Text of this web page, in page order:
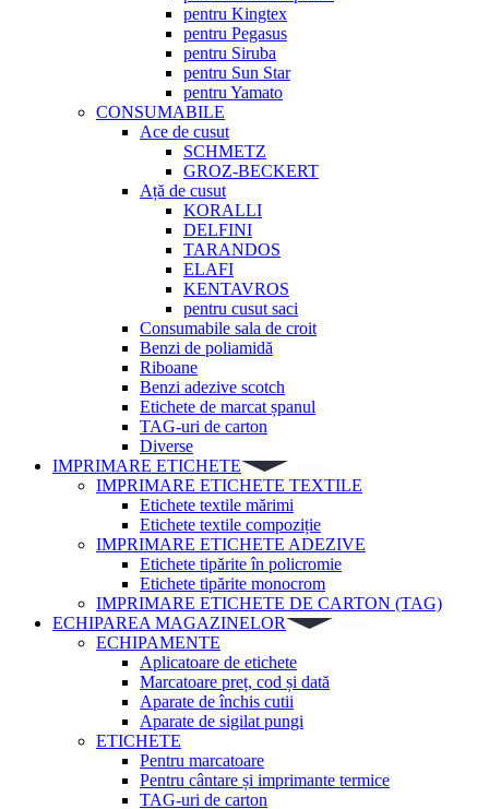
pentru Kingtex
pentru Pegasus
pentru Siruba
pentru Sun Star
pentru Yamato
CONSUMABILE
Ace de cusut
SCHMETZ
GROZ-BECKERT
Ață de cusut
KORALLI
DELFINI
TARANDOS
ELAFI
KENTAVROS
pentru cusut saci
Consumabile sala de croit
Benzi de poliamidă
Riboane
Benzi adezive scotch
Etichete de marcat șpanul
TAG-uri de carton
Diverse
IMPRIMARE ETICHETE
IMPRIMARE ETICHETE TEXTILE
Etichete textile mărimi
Etichete textile compoziție
IMPRIMARE ETICHETE ADEZIVE
Etichete tipărite în policromie
Etichete tipărite monocrom
IMPRIMARE ETICHETE DE CARTON (TAG)
ECHIPAREA MAGAZINELOR
ECHIPAMENTE
Aplicatoare de etichete
Marcatoare preț, cod și dată
Aparate de închis cutii
Aparate de sigilat pungi
ETICHETE
Pentru marcatoare
Pentru cântare și imprimante termice
TAG-uri de carton